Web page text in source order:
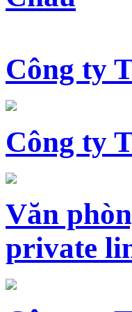
Công ty
Công ty
Văn
private